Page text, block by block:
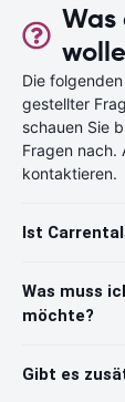
Was
Die
gestellter
schauen Sie
Fragen nach.
kontaktieren.
Ist
Was muss
möchte?
Gibt es